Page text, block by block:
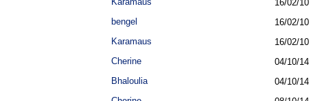
16/02/10
bengel 16/02/10
Karamaus 16/02/10
Cherine 04/10/14
Bhaloulia 04/10/14